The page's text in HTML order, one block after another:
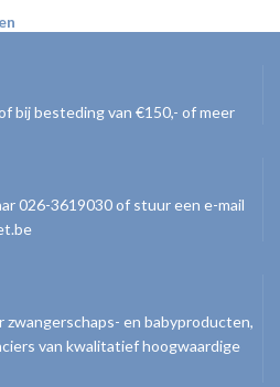
bij besteding van €150,- of meer
026-3619030 of stuur een e-mail
zwangerschaps- en babyproducten,
van kwalitatief hoogwaardige